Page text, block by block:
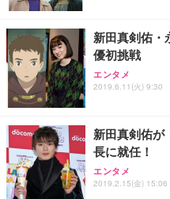
新田真剣佑・
優初挑戦
エンタメ
2019.6.11(火) 9:30
新田真剣佑が
長に就任！
エンタメ
2019.2.15(金) 15:06